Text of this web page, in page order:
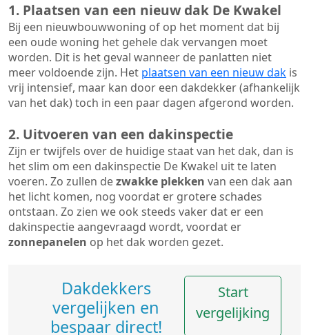
1. Plaatsen van een nieuw dak De Kwakel
Bij een nieuwbouwwoning of op het moment dat bij
een oude woning het gehele dak vervangen moet
worden. Dit is het geval wanneer de panlatten niet
meer voldoende zijn. Het plaatsen van een nieuw dak is
vrij intensief, maar kan door een dakdekker (afhankelijk
van het dak) toch in een paar dagen afgerond worden.
2. Uitvoeren van een dakinspectie
Zijn er twijfels over de huidige staat van het dak, dan is
het slim om een dakinspectie De Kwakel uit te laten
voeren. Zo zullen dezwakke plekken van een dak aan
het licht komen, nog voordat er grotere schades
ontstaan. Zo zien we ook steeds vaker dat er een
dakinspectie aangevraagd wordt, voordat er
zonnepanelen op het dak worden gezet.
Dakdekkers
vergelijken en
bespaar direct!
Start
vergelijking